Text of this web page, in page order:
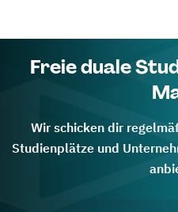
Freie duale
Wir schicken dir
Studienplätze und